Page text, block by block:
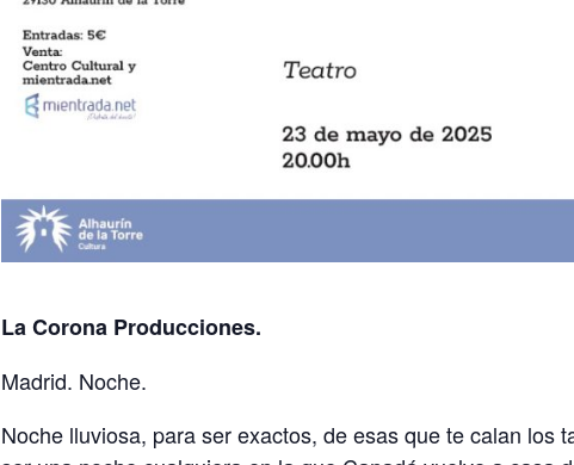
La Corona Producciones.
Madrid. Noche.
Noche lluviosa, para ser exactos, de esas que te calan los